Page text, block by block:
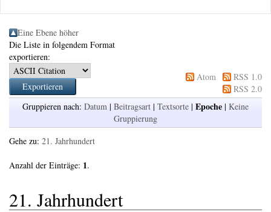
Eine Ebene höher
Die Liste in folgendem Format
exportieren:
Atom
RSS 1.0
RSS 2.0
Gruppieren nach: Datum | Beitragsart | Textsorte | Epoche | Keine
Gruppierung
Gehe zu: 21. Jahrhundert
Anzahl der Einträge: 1.
21. Jahrhundert